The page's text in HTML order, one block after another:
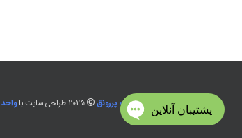
تولید و پخش پوشاک پررونق